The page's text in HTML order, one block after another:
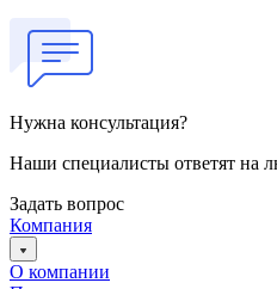
Нужна консультация?
Наши специалисты ответят на
Задать вопрос
Компания
О компании